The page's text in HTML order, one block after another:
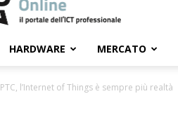
HARDWARE MERCATO
PTC, l’Internet of Things è sempre più realtà